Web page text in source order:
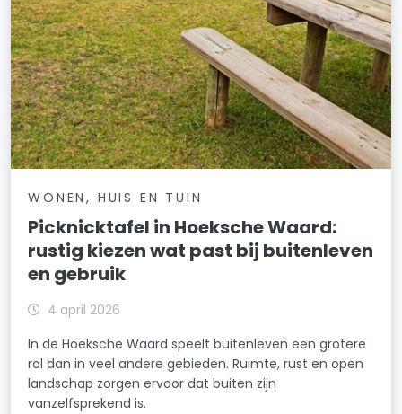
WONEN, HUIS EN TUIN
Picknicktafel in Hoeksche Waard:
rustig kiezen wat past bij buitenleven
en gebruik
4 april 2026
In de Hoeksche Waard speelt buitenleven een grotere
rol dan in veel andere gebieden. Ruimte, rust en open
landschap zorgen ervoor dat buiten zijn
vanzelfsprekend is.